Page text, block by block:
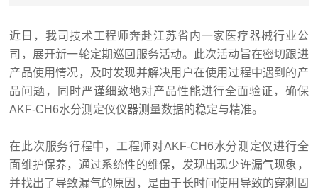
近日，我司技术工程师奔赴江苏省内一家医疗器械行业公
司，展开新一轮定期巡回服务活动。此次活动旨在密切跟进
产品使用情况，及时发现并解决用户在使用过程中遇到的产
品问题，同时严谨细致地对产品性能进行全面验证，确保
AKF-CH6水分测定仪仪器测量数据的稳定与精准。
在此次服务行程中，工程师对AKF-CH6水分测定仪进行全
面维护保养，通过系统性的维保，发现出现少许漏气现象，
并找出了导致漏气的原因，是由于长时间使用导致的穿刺固